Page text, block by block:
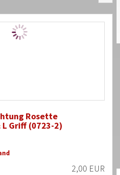
Rosette
Griff (0723-2)
2,00 EUR